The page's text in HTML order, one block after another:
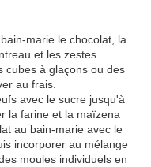
marie le chocolat, la
et les zestes
cubes à glaçons ou des
au frais.
avec le sucre jusqu'à
la farine et la maïzena
au bain-marie avec le
incorporer au mélange
moules individuels en